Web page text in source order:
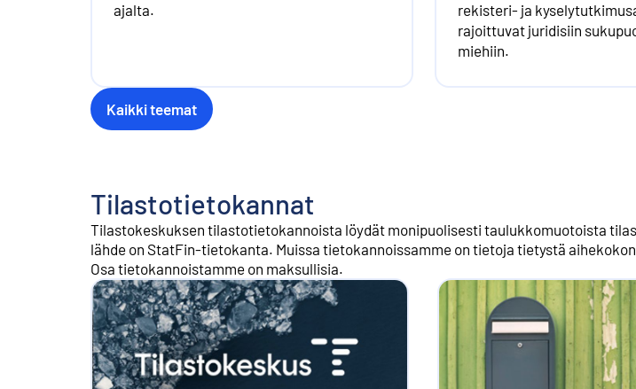
ajalta.
rekisteri- ja
rajoittuvat juridisiin
miehiin.
Kaikki teemat
Tilastotietokannat
Tilastokeskuksen tilastotietokannoista löydät monipuolisesti taulukkomuotoista
lähde on StatFin-tietokanta. Muissa tietokannoissamme on tietoja tietystä
Osa tietokannoistamme on maksullisia.